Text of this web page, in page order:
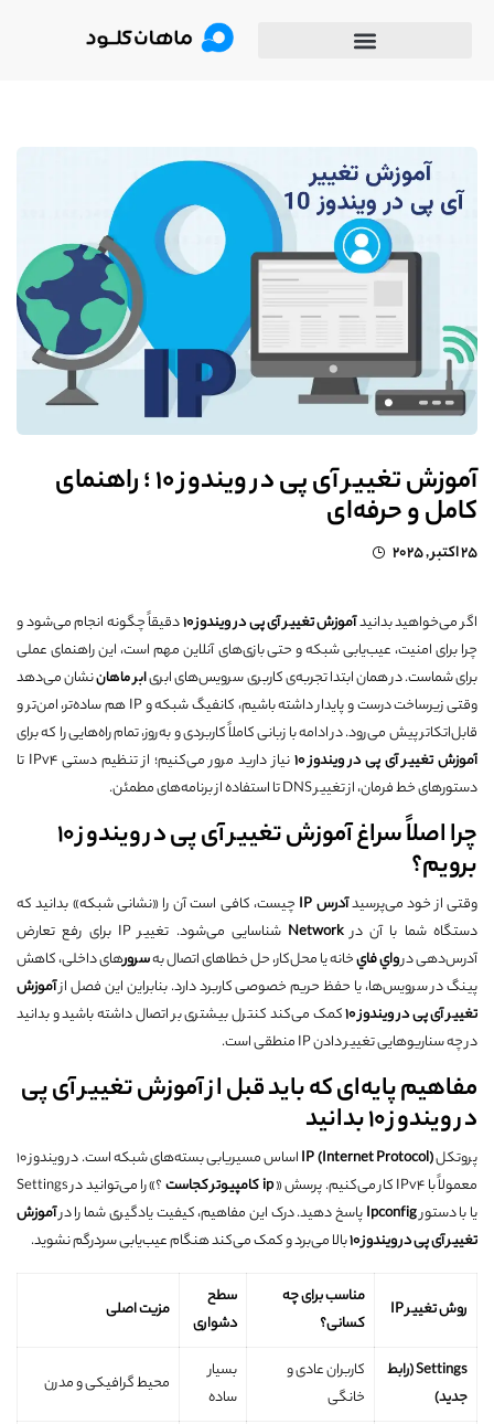
آموزش تغییر آی پی در ویندوز 10 ؛ راهنمای
کامل و حرفه‌ای
25 اکتبر , 2025
اگر می‌خواهید بدانیدآموزش تغییر آی پی در ویندوز 10 دقیقاً چگونه انجام می‌شود و
چرا برای امنیت، عیب‌یابی شبکه و حتی بازی‌های آنلاین مهم است، این راهنمای عملی
برای شماست. در همان ابتدا تجربه‌ی کاربری سرویس‌های ابریابر ماهاننشان می‌دهد
وقتی زیرساخت درست و پایدار داشته باشیم، کانفیگ شبکه و IP هم ساده‌تر، امن‌تر و
قابل‌اتکاتر پیش می‌رود. در ادامه با زبانی کاملاً کاربردی و به‌روز، تمام راه‌هایی را که برای
آموزش تغییر آی پی در ویندوز 10
نیاز دارید مرور می‌کنیم؛ از تنظیم دستی IPv4 تا
دستورهای خط فرمان، از تغییر DNS تا استفاده از برنامه‌های مطمئن.
چرا اصلاً سراغ آموزش تغییر آی پی در ویندوز 10
برویم؟
وقتی از خود می‌پرسیدآدرس
چیست، کافی است آن را «نشانی شبکه» بدانید که
دستگاه شما با آن درNetwork
شناسایی می‌شود. تغییر IP برای رفع تعارض
آدرس‌دهی درواي فايخانه یا محل‌کار، حل خطاهای اتصال بهسرور‌های داخلی، کاهش
پینگ در سرویس‌ها، یا حفظ حریم خصوصی کاربرد دارد. بنابراین این فصل ازآموزش
تغییر آی پی در ویندوز 10 کمک می‌کند کنترل بیشتری بر اتصال داشته باشید و بدانید
در چه سناریوهایی تغییر دادن IP منطقی است.
مفاهیم پایه‌ای که باید قبل از آموزش تغییر آی پی
در ویندوز 10 بدانید
پروتکلIP (Internet Protocol)
اساس مسیریابی بسته‌های شبکه است. در ویندوز 10
معمولاً با IPv4 کار می‌کنیم. پرسش «
ipکامپیوتر کجاست
؟» را می‌توانید در Settings
یا با دستورIpconfigپاسخ دهید. درک این مفاهیم، کیفیت یادگیری شما را درآموزش
تغییر آی پی در ویندوز 10 بالا می‌برد و کمک می‌کند هنگام عیب‌یابی سردرگم نشوید.
روش تغییر IP
مناسب برای چه
کسانی؟
سطح
دشواری
مزیت اصلی
Settings (رابط
جدید)
کاربران عادی و
خانگی
بسیار
ساده
محیط گرافیکی و مدرن